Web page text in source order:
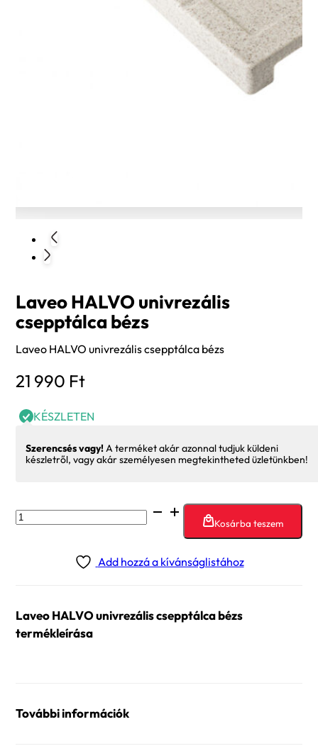
Laveo HALVO univrezális
csepptálca bézs
Laveo HALVO univrezális csepptálca bézs
21 990 Ft
KÉSZLETEN
Szerencsés vagy!A terméket akár azonnal tudjuk küldeni
készletről, vagy akár személyesen megtekintheted üzletünkben!
Laveo
HALVO
Kosárba teszem
Add hozzá a kívánságlistához
Laveo HALVO univrezális csepptálca bézs
termékleírása
További információk